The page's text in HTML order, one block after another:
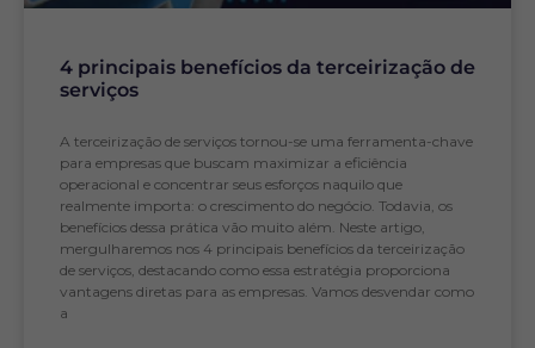
4 principais benefícios da terceirização de
serviços
A terceirização de serviços tornou-se uma ferramenta-chave
para empresas que buscam maximizar a eficiência
operacional e concentrar seus esforços naquilo que
realmente importa: o crescimento do negócio. Todavia, os
benefícios dessa prática vão muito além. Neste artigo,
mergulharemos nos 4 principais benefícios da terceirização
de serviços, destacando como essa estratégia proporciona
vantagens diretas para as empresas. Vamos desvendar como
a